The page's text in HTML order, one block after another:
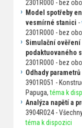
2301R000 - bez
Model spotřeby
vesmírné stanici -
2301R000 - bez
Simulační
podaktuovaného
2301R000 - bez
Odhady
3901R051 -
Papuga,téma k
Analýza napětí a
3904R024 -
téma k dispozici